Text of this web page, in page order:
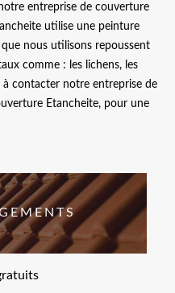
entreprise de couverture
utilise une peinture
que nous utilisons repoussent
comme : les lichens, les
à contacter notre entreprise de
Etancheite, pour une